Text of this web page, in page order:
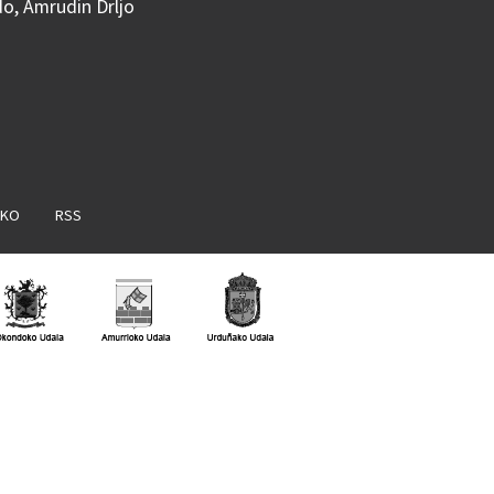
Amrudin Drljo
RSS